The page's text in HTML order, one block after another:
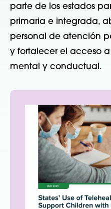
parte de los estados
primaria e integrada,
personal de atención
y fortalecer el acceso a
mental y conductual.